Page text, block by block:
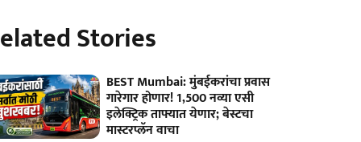
Stories
BEST Mumbai: मुंबईकरांचा प्रवास
गारेगार होणार! 1,500 नव्या एसी
इलेक्ट्रिक ताफ्यात येणार; बेस्टचा
मास्टरप्लॅन वाचा